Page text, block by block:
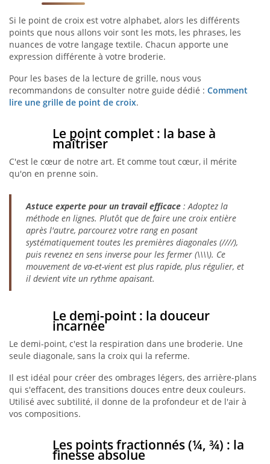
Si le point de croix est votre alphabet, alors les différents
points que nous allons voir sont les mots, les phrases, les
nuances de votre langage textile. Chacun apporte une
expression différente à votre broderie.
Pour les bases de la lecture de grille, nous vous
recommandons de consulter notre guide dédié : Comment
lire une grille de point de croix.
Le point complet : la base à
maîtriser
C'est le cœur de notre art. Et comme tout cœur, il mérite
qu'on en prenne soin.
Astuce experte pour un travail efficace : Adoptez la
méthode en lignes. Plutôt que de faire une croix entière
après l'autre, parcourez votre rang en posant
systématiquement toutes les premières diagonales (////),
puis revenez en sens inverse pour les fermer (\\\\). Ce
mouvement de va-et-vient est plus rapide, plus régulier, et
il devient vite un rythme apaisant.
Le demi-point : la douceur
incarnée
Le demi-point, c'est la respiration dans une broderie. Une
seule diagonale, sans la croix qui la referme.
Il est idéal pour créer des ombrages légers, des arrière-plans
qui s'effacent, des transitions douces entre deux couleurs.
Utilisé avec subtilité, il donne de la profondeur et de l'air à
vos compositions.
Les points fractionnés (¼, ¾) : la
finesse absolue